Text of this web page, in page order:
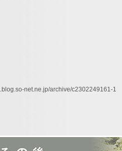
net.ne.jp/archive/c2302249161-1